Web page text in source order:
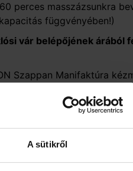
A sütikről
perces masszázsunkra
függvényében!)
vár belépőjének árából
Szappan Manifaktúra
villányi programokra
a Mokos Pincészet
az Ördögárokba vagy a
szükséges: